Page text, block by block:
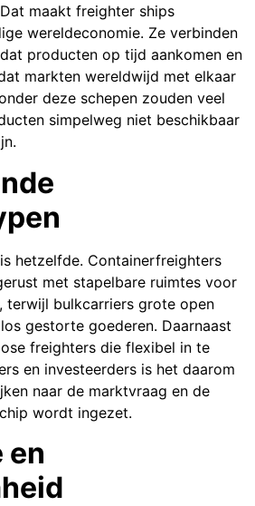
maakt freighter ships
wereldeconomie. Ze verbinden
producten op tijd aankomen en
markten wereldwijd met elkaar
deze schepen zouden veel
simpelweg niet beschikbaar
hetzelfde. Containerfreighters
met stapelbare ruimtes voor
terwijl bulkcarriers grote open
gestorte goederen. Daarnaast
freighters die flexibel in te
en investeerders is het daarom
naar de marktvraag en de
wordt ingezet.
en